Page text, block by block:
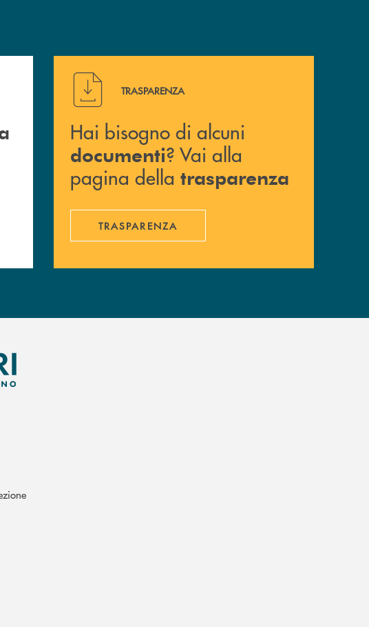
Hai bisogno di alcuni documenti ? Vai alla pagina della
TRASPARENZA
Hai bisogno di alcuni
documenti? Vai alla
pagina della trasparenza
TRASPARENZA